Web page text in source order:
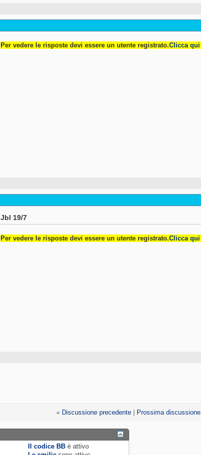
Per vedere le risposte devi essere un utente registrato.Clicca qui
Jbl 19/7
Per vedere le risposte devi essere un utente registrato.Clicca qui
« Discussione precedente | Prossima discussione
Il codice BB èattivo